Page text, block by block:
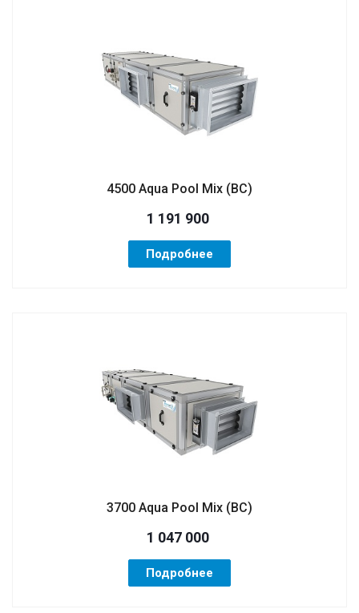
4500 Aqua Pool Mix (ВС)
1 191 900
Подробнее
3700 Aqua Pool Mix (ВС)
1 047 000
Подробнее